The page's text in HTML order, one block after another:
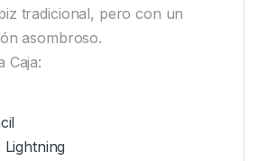
tradicional, pero con un
asombroso.
Caja: